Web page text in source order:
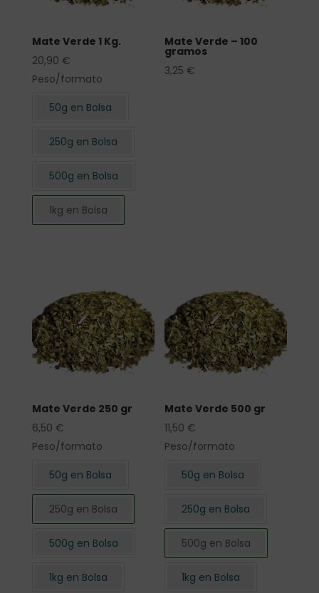
Mate Verde 1 Kg.
20,90 €
Peso/formato
50g en Bolsa
250g en Bolsa
500g en Bolsa
1kg en Bolsa
Mate Verde – 100
gramos
3,25 €
Mate Verde 250 gr
6,50 €
Peso/formato
50g en Bolsa
250g en Bolsa
500g en Bolsa
1kg en Bolsa
Mate Verde 500 gr
11,50 €
Peso/formato
50g en Bolsa
250g en Bolsa
500g en Bolsa
1kg en Bolsa